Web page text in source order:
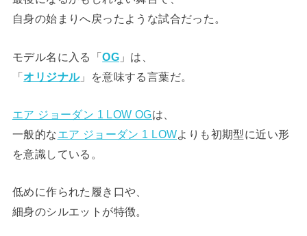
自身の始まりへ戻ったような試合だった。
モデル名に入る「OG 」は、
「オリジナル」を意味する言葉だ。
エア ジョーダン 1 LOW OGは、
一般的なエア ジョーダン 1 LOWよりも初期型に近い形
を意識している。
低めに作られた履き口や、
細身のシルエットが特徴。